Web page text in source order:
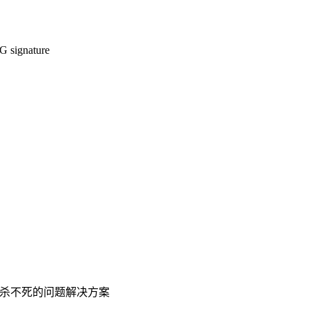
signature
不死的问题解决方案